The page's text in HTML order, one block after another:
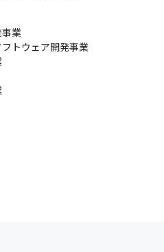
業
トウェア開発事業